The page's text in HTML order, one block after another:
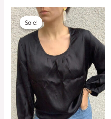
Sale!
Sale!